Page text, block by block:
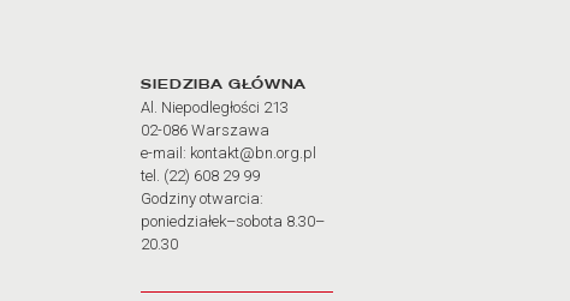
Adres oraz godziny
SIEDZIBA GŁÓWNA
Al. Niepodległości 213
02-086 Warszawa
e-mail: kontakt@bn.org.pl
tel. (22) 608 29 99
Godziny otwarcia:
poniedziałek–sobota 8.30–
20.30